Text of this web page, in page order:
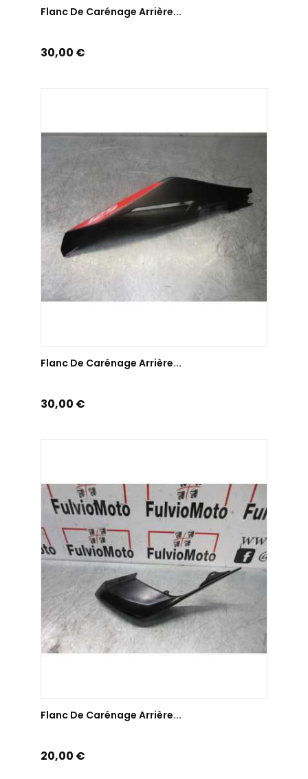
Flanc De Carénage Arrière...
Prix
30,00 €
Flanc De Carénage Arrière...
Prix
30,00 €
Flanc De Carénage Arrière...
Prix
20,00 €